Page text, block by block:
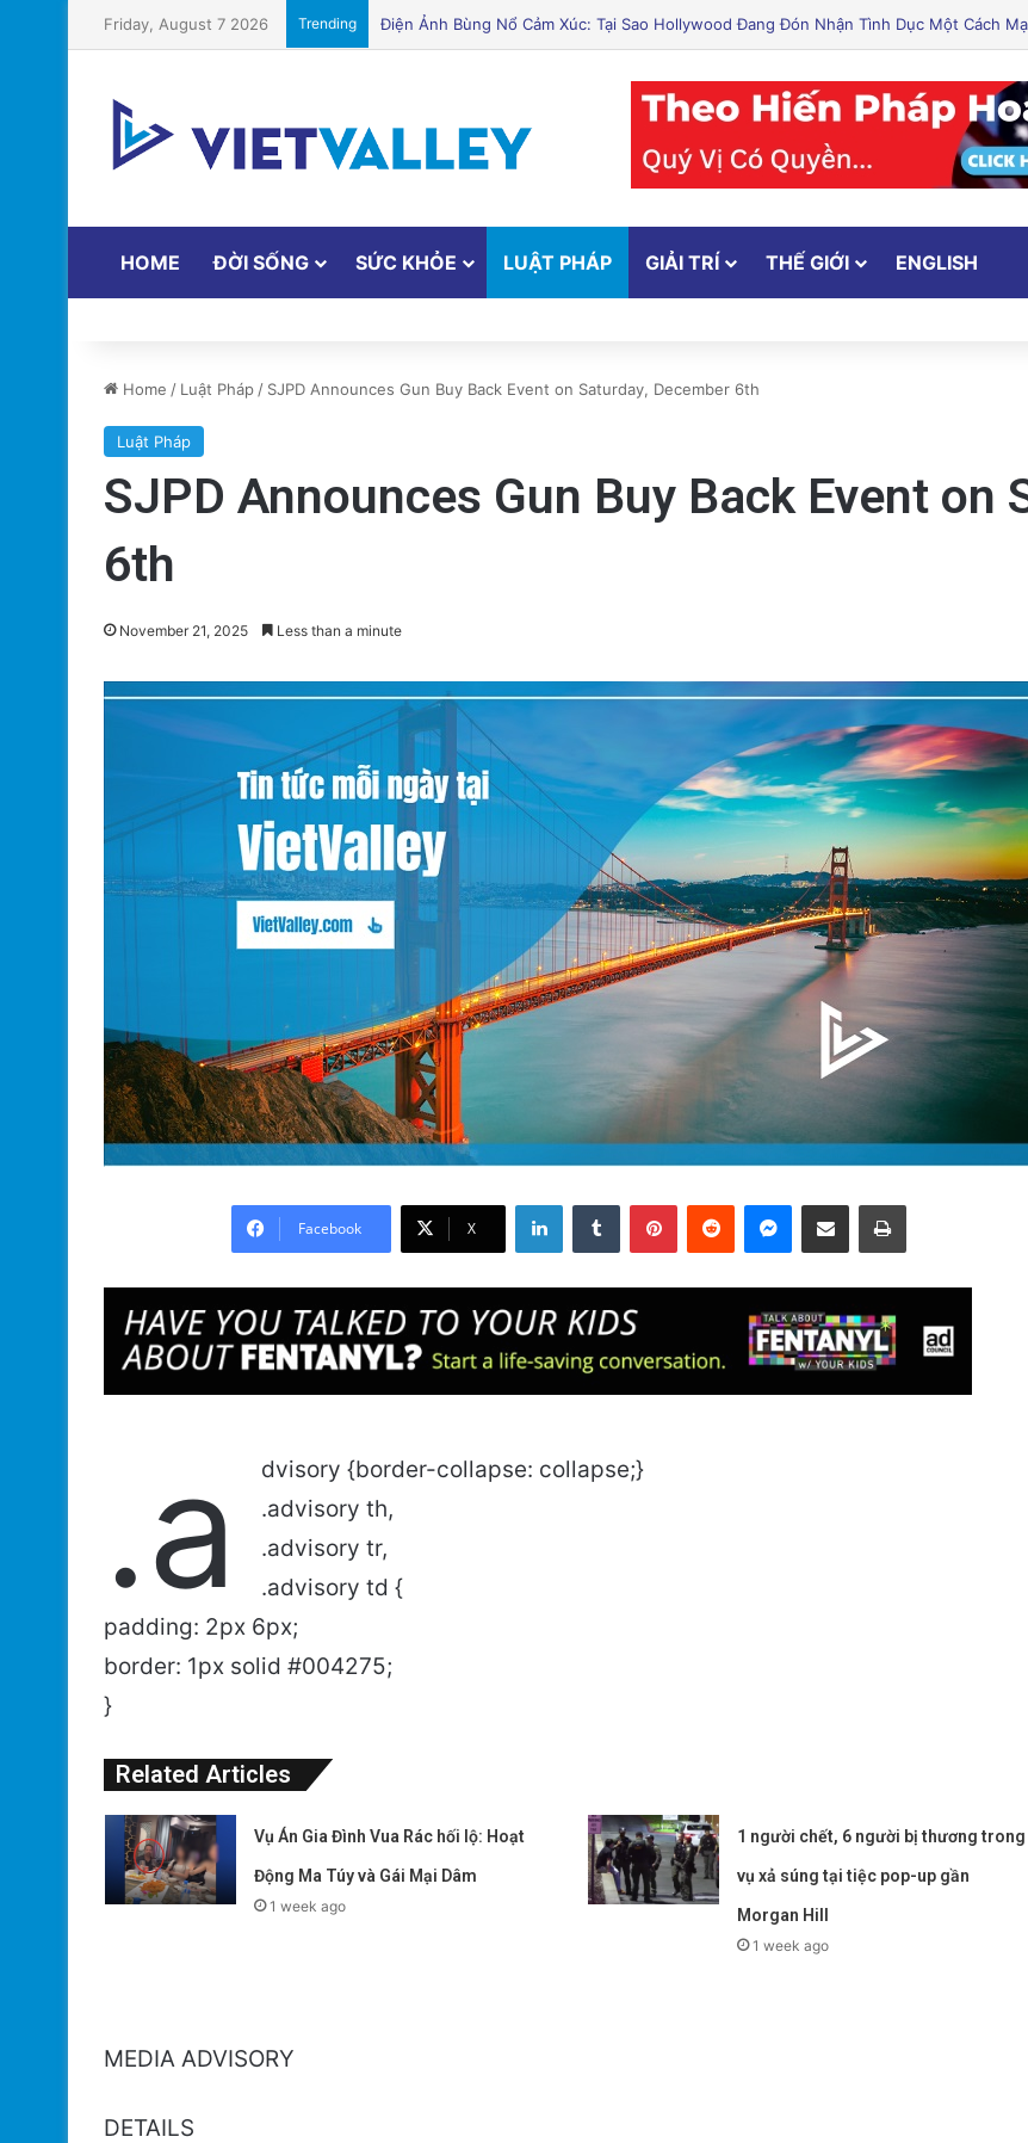
Friday, August 7 2026 Trending Puerto Rico Bắt Đầu Cắt Giảm Nước Giữa Cuộc Khủng Hoảng Hạn Hán: “Thật Khắc
HOME ĐỜI SỐNG SỨC KHỎE LUẬT PHÁP GIẢI TRÍ THẾ GIỚI ENGLISH
Home / Luật Pháp/ SJPD Announces Gun Buy Back Event on Saturday, December 6th
Luật Pháp
SJPD Announces Gun Buy Back Event on
6th
November 21, 2025 Less than a minute
Facebook X
LinkedInTumblr PinterestReddit Messenger
Share via Email Print
.a
dvisory {border-collapse: collapse;}
.advisory th,
.advisory tr,
.advisory td {
padding: 2px 6px;
border: 1px solid #004275;
}
Related Articles
Vụ Án Gia Đình Vua Rác hối lộ: Hoạt
Động Ma Túy và Gái Mại Dâm
1 week ago
1 người chết, 6 người bị thương trong
vụ xả súng tại tiệc pop-up gần
Morgan Hill
1 week ago
MEDIA ADVISORY
DETAILS